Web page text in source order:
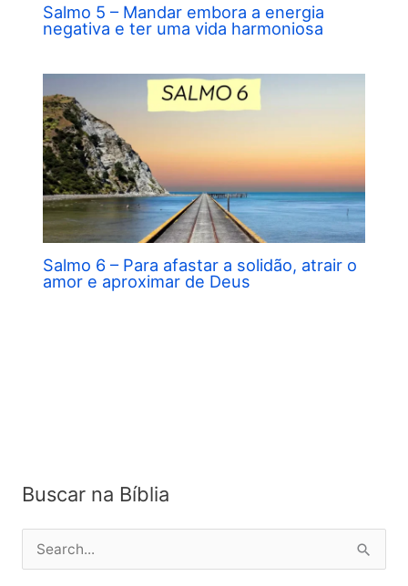
Salmo 5 – Mandar embora a energia
negativa e ter uma vida harmoniosa
Salmo 6 – Para afastar a solidão, atrair o
amor e aproximar de Deus
Buscar na Bíblia
e